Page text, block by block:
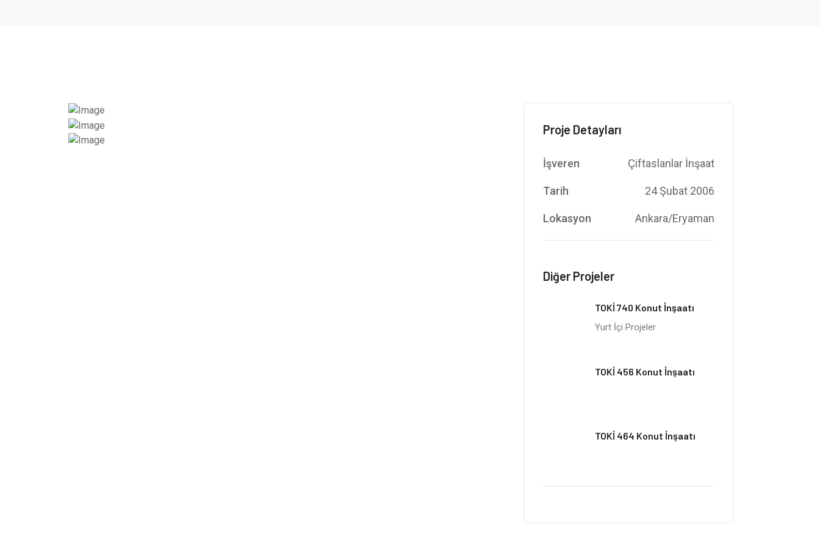
Proje Detayları
İşveren Çiftaslanlar İnşaat
Tarih 24 Şubat 2006
Lokasyon Ankara/Eryaman
Diğer Projeler
TOKİ 740 Konut İnşaatı
Yurt İçi Projeler
TOKİ 456 Konut İnşaatı
TOKİ 464 Konut İnşaatı